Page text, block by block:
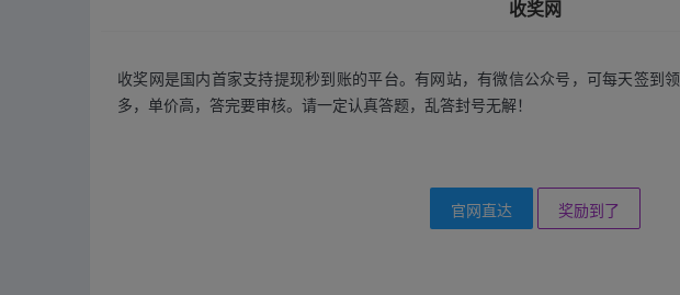
收奖网
收奖网是国内首家支持提现秒到账的平台。有网站，有微信公众号，可每天签到
多，单价高，答完要审核。请一定认真答题，乱答封号无解！
官网直达 奖励到了